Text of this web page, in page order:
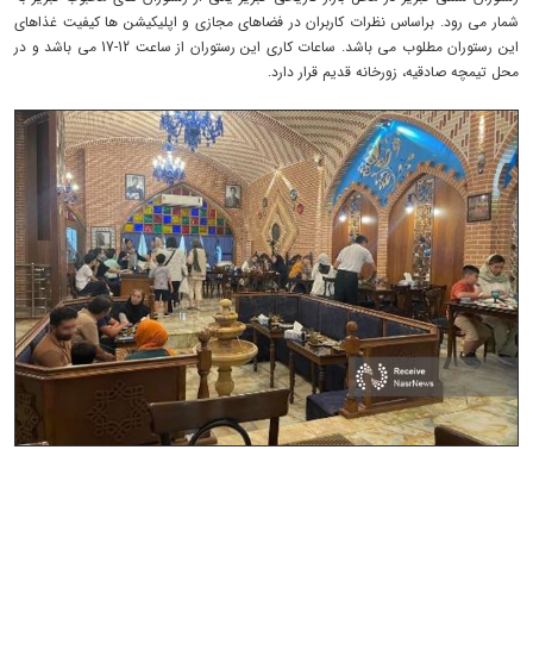
شمار می رود. براساس نظرات کاربران در فضاهای مجازی و اپلیکیشن ها کیفیت غذاهای
این رستوران مطلوب می باشد. ساعات کاری این رستوران از ساعت 12-17 می باشد و در
محل تیمچه صادقیه، زورخانه قدیم قرار دارد.